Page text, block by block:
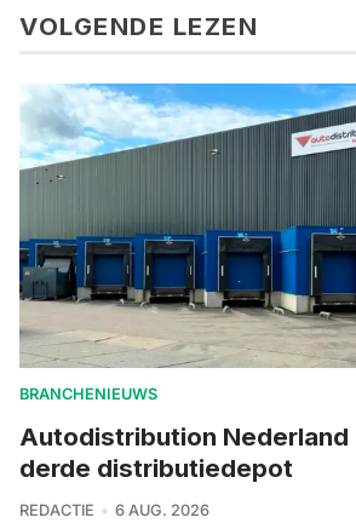
VOLGENDE LEZEN
BRANCHENIEUWS
Autodistribution Nederland
derde distributiedepot
REDACTIE 6 AUG. 2026